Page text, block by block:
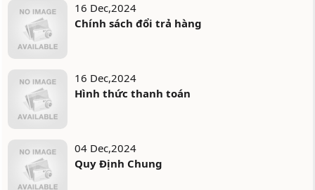
16 Dec,2024
Chính sách đổi trả hàng
16 Dec,2024
Hình thức thanh toán
04 Dec,2024
Quy Định Chung